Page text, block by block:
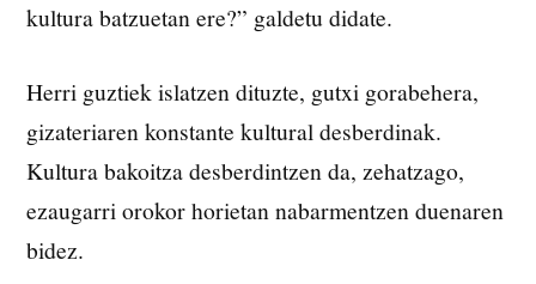
kultura batzuetan ere?” galdetu didate.
Herri guztiek islatzen dituzte, gutxi gorabehera,
gizateriaren konstante kultural desberdinak.
Kultura bakoitza desberdintzen da, zehatzago,
ezaugarri orokor horietan nabarmentzen duenaren
bidez.